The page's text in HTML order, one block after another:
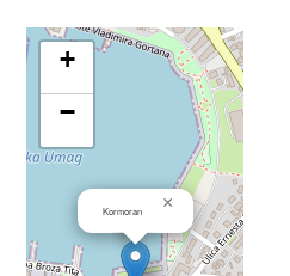
Kormoran ×
+
−